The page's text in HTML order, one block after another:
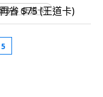
$75 (王道卡)
5